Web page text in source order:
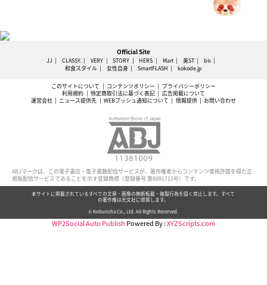
Official Site
JJ CLASSY. VERY STORY HERS Mart 美ST
bis
和食スタイル
女性自身 SmartFLASH kokode.jp
このサイトについて コンテンツポリシー
プライバシーポリシー
利用規約
特定商取引法に基づく表記
広告掲載について
運営会社
ニュース提供先 WEBプッシュ通知について 情報提供 お問い合わせ
ABJマークは、この電子書店・電子書籍配信サービスが、著作権者からコンテンツ使用許諾を得た正
規版配信サービスであることを示す登録商標（登録番号 第6091713号）です。
本サイトに掲載されているすべての文章・画像の無断転載・複製行為を固く禁止します。すべて
の著作権は光文社に帰属します。
© Kobunsha Co., Ltd. All Rights Reserved.
WP2Social Auto Publish Powered By :XYZScripts.com